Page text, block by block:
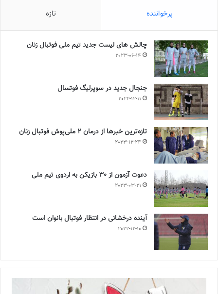
پرخواننده تازه
چالش هاى ليست جدید تيم ملى فوتبال زنان
2023-06-14
جنجال جدید در سوپرلیگ فوتسال
2022-12-11
تازه‌ترین خبرها از درمان ۲ ملی‌پوش فوتبال زنان
2023-12-24
دعوت آزمون از 30 بازیکن به اردوی تیم ملی
2023-03-21
آینده درخشانی در انتظار فوتبال بانوان است
2022-12-10